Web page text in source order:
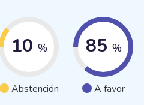
10 %
Abstención
85 %
A favor